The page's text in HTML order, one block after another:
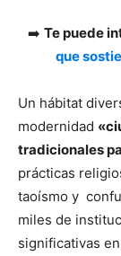
➡️ Te puede
que
Un hábitat
modernidad
tradicionales
prácticas
taoísmo y
miles de
significativas